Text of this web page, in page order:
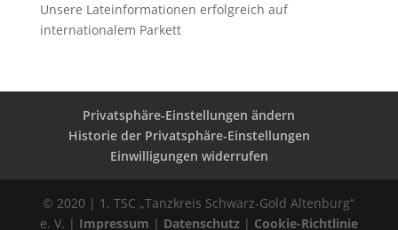
Unsere Lateinformationen erfolgreich auf
internationalem Parkett
Privatsphäre-Einstellungen ändern
Historie der Privatsphäre-Einstellungen
Einwilligungen widerrufen
© 2020 | 1. TSC „Tanzkreis Schwarz-Gold Altenburg“
e. V. | Impressum | Datenschutz| Cookie-Richtlinie